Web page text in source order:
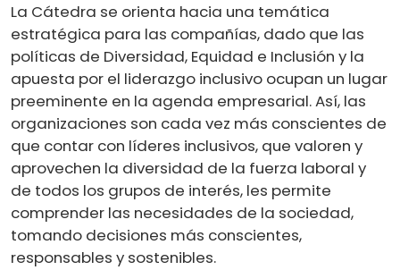
La Cátedra se orienta hacia una temática
estratégica para las compañías, dado que las
políticas de Diversidad, Equidad e Inclusión y la
apuesta por el liderazgo inclusivo ocupan un lugar
preeminente en la agenda empresarial. Así, las
organizaciones son cada vez más conscientes de
que contar con líderes inclusivos, que valoren y
aprovechen la diversidad de la fuerza laboral y
de todos los grupos de interés, les permite
comprender las necesidades de la sociedad,
tomando decisiones más conscientes,
responsables y sostenibles.